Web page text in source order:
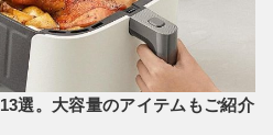
選。大容量のアイテムもご紹介